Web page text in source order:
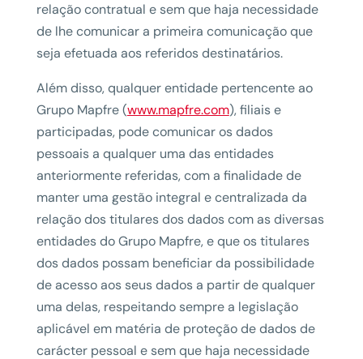
relação contratual e sem que haja necessidade
de lhe comunicar a primeira comunicação que
seja efetuada aos referidos destinatários.
Além disso, qualquer entidade pertencente ao
Grupo Mapfre (www.mapfre.com), filiais e
participadas, pode comunicar os dados
pessoais a qualquer uma das entidades
anteriormente referidas, com a finalidade de
manter uma gestão integral e centralizada da
relação dos titulares dos dados com as diversas
entidades do Grupo Mapfre, e que os titulares
dos dados possam beneficiar da possibilidade
de acesso aos seus dados a partir de qualquer
uma delas, respeitando sempre a legislação
aplicável em matéria de proteção de dados de
carácter pessoal e sem que haja necessidade